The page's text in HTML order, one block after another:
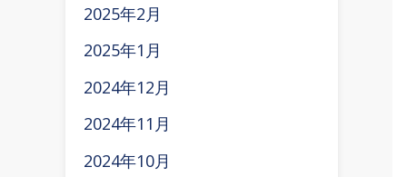
2025年2月
2025年1月
2024年12月
2024年11月
2024年10月